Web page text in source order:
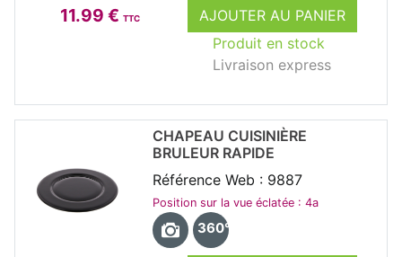
11.99 € TTC
AJOUTER AU PANIER
Produit en stock
Livraison express
CHAPEAU CUISINIÈRE
BRULEUR RAPIDE
Référence Web : 9887
Position sur la vue éclatée : 4a
360°